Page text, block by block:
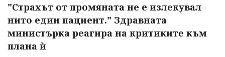
"Страхът от промяната не е излекувал
нито един пациент." Здравната
министърка реагира на критиките към
плана ѝ